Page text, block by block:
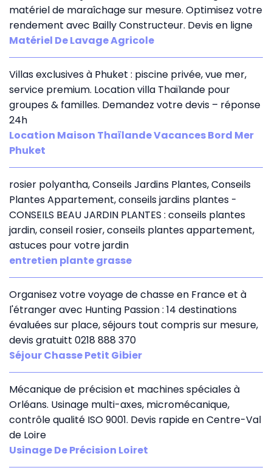
matériel de maraîchage sur mesure. Optimisez votre
rendement avec Bailly Constructeur. Devis en ligne
Matériel De Lavage Agricole
Villas exclusives à Phuket : piscine privée, vue mer,
service premium. Location villa Thaïlande pour
groupes & familles. Demandez votre devis – réponse
24h
Location Maison Thaïlande Vacances Bord Mer
Phuket
rosier polyantha, Conseils Jardins Plantes, Conseils
Plantes Appartement, conseils jardins plantes -
CONSEILS BEAU JARDIN PLANTES : conseils plantes
jardin, conseil rosier, conseils plantes appartement,
astuces pour votre jardin
entretien plante grasse
Organisez votre voyage de chasse en France et à
l'étranger avec Hunting Passion : 14 destinations
évaluées sur place, séjours tout compris sur mesure,
devis gratuitt 0218 888 370
Séjour Chasse Petit Gibier
Mécanique de précision et machines spéciales à
Orléans. Usinage multi-axes, micromécanique,
contrôle qualité ISO 9001. Devis rapide en Centre-Val
de Loire
Usinage De Précision Loiret